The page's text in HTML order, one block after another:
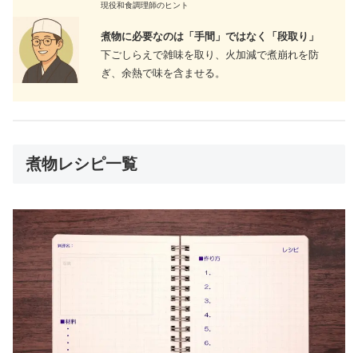
現役和食調理師のヒント
煮物に必要なのは「手間」ではなく「段取り」
下ごしらえで雑味を取り、火加減で煮崩れを防
ぎ、余熱で味を含ませる。
煮物レシピ一覧